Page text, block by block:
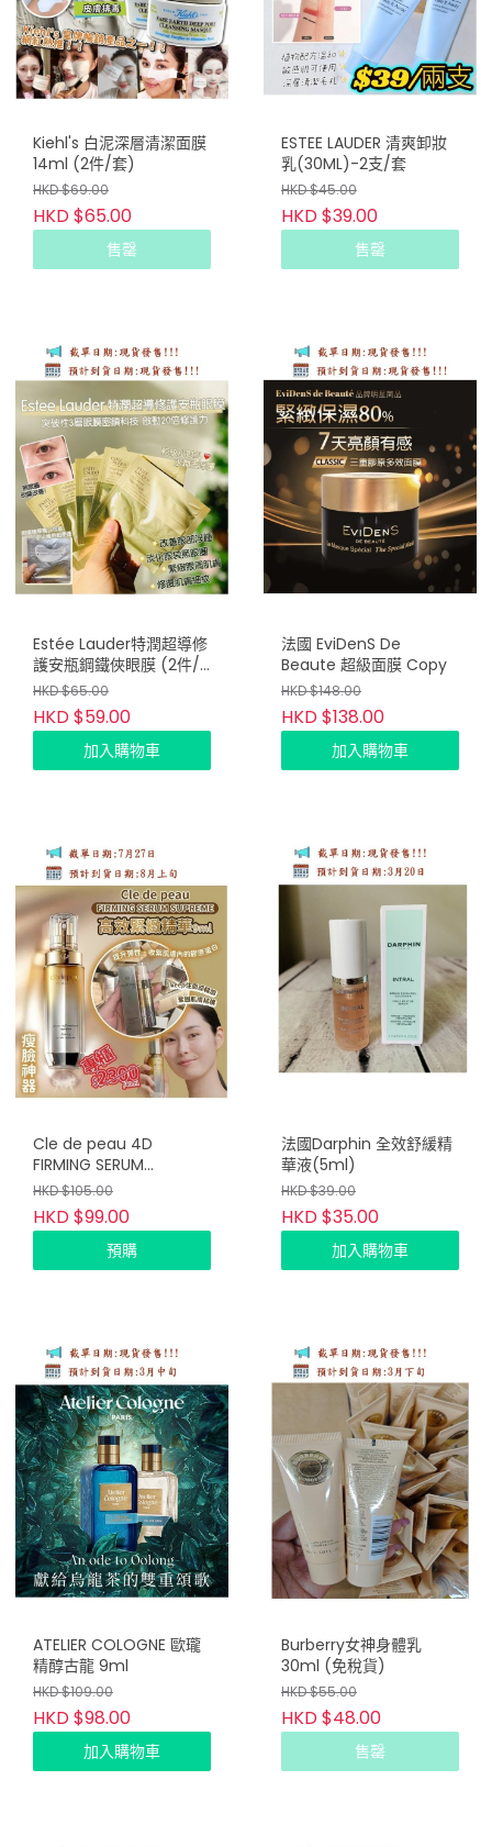
Kiehl's 白泥深層清潔面膜
14ml (2件/套)
HKD $69.00
HKD $65.00
售罄
ESTEE LAUDER 清爽卸妝
乳(30ML)-2支/套
HKD $45.00
HKD $39.00
售罄
Estée Lauder特潤超導修
護安瓶鋼鐵俠眼膜 (2件/
套)
HKD $65.00
HKD $59.00
加入購物車
法國 EviDenS De
Beaute 超級面膜 Copy
HKD $148.00
HKD $138.00
加入購物車
Cle de peau 4D
FIRMING SERUM
SUPREME 4D 高效緊緻精
華 9ml(韓免) Copy
HKD $105.00
HKD $99.00
預購
法國Darphin 全效舒緩精
華液(5ml)
HKD $39.00
HKD $35.00
加入購物車
ATELIER COLOGNE 歐瓏
精醇古龍 9ml
HKD $109.00
HKD $98.00
加入購物車
Burberry女神身體乳
30ml (免稅貨)
HKD $55.00
HKD $48.00
售罄